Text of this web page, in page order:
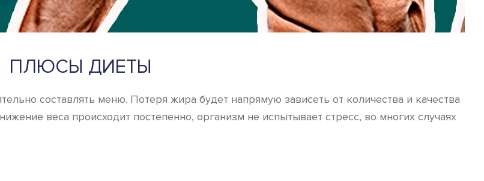
ПЛЮСЫ ДИЕТЫ
составлять меню. Потеря жира будет напрямую зависеть от количества и качества
веса происходит постепенно, организм не испытывает стресс, во многих случаях